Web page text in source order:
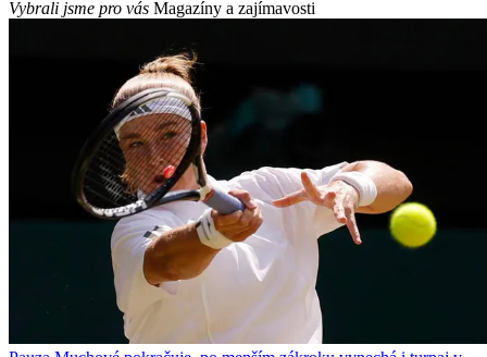
Vybrali jsme pro vás Magazíny a zajímavosti